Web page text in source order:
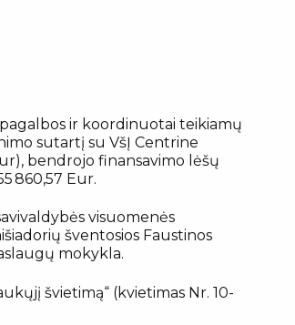
pagalbos ir koordinuotai teikiamų
sutartį su VšĮ Centrine
bendrojo finansavimo lėšų
860,57 Eur.
visuomenės
šventosios Faustinos
mokykla.
švietimą“ (kvietimas Nr. 10-